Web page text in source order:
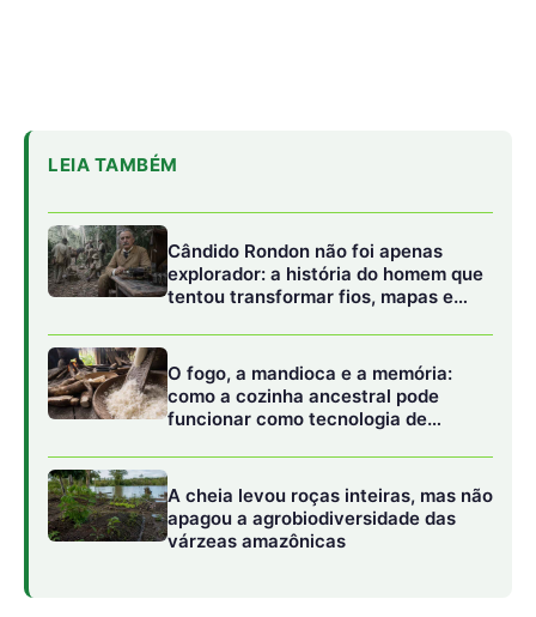
Atlas e os músculos do Estado
A operação, marcada para novembro de 2025, reúne
Exército, Marinha e Aeronáutica em um exercício de larga
escala na selva de Roraima. O número impressiona: oito
mil militares, equipamentos pesados, deslocamentos
aéreos, logísticos e fluviais. Mas mais que força, trata-se
de uma demonstração de presença e de preparo.
Dividida em três fases, a Atlas começou silenciosamente
chave da Amazônia. A segunda etapa, prevista para o